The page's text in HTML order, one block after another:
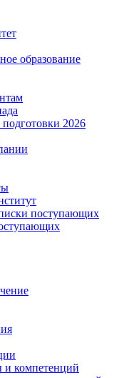
образование
2026
поступающих
и компетенций